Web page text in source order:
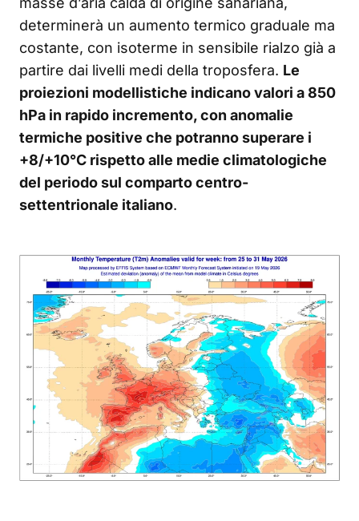
determinerà un aumento termico graduale ma
costante, con isoterme in sensibile rialzo già a
partire dai livelli medi della troposfera. Le
proiezioni modellistiche indicano valori a 850
hPa in rapido incremento, con anomalie
termiche positive che potranno superare i
+8/+10°C rispetto alle medie climatologiche
del periodo sul comparto centro-
settentrionale italiano.